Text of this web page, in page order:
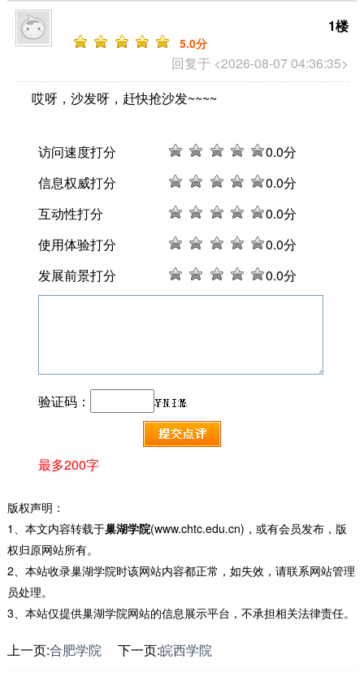
回复于 <2026-08-07 04:36:35>
1楼
5.0分
哎呀，沙发呀，赶快抢沙发~~~~
访问速度打分 0.0分
信息权威打分
0.0分
互动性打分
0.0分
使用体验打分
0.0分
发展前景打分
0.0分
验证码：
最多200字
版权声明：
1、本文内容转载于巢湖学院(www.chtc.edu.cn)，或有会员发布，版
权归原网站所有。
2、本站收录巢湖学院时该网站内容都正常，如失效，请联系网站管理
员处理。
3、本站仅提供巢湖学院网站的信息展示平台，不承担相关法律责任。
上一页:合肥学院 下一页:皖西学院